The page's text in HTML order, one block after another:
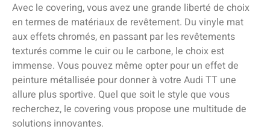
Avec le covering, vous avez une grande liberté de choix
en termes de matériaux de revêtement. Du vinyle mat
aux effets chromés, en passant par les revêtements
texturés comme le cuir ou le carbone, le choix est
immense. Vous pouvez même opter pour un effet de
peinture métallisée pour donner à votre Audi TT une
allure plus sportive. Quel que soit le style que vous
recherchez, le covering vous propose une multitude de
solutions innovantes.